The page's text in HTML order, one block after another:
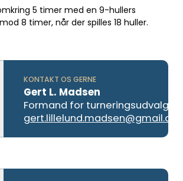
5 timer med en 9-hullers
8 timer, når der spilles 18 huller.
KONTAKT OS GERNE
Gert L. Madsen
Formand for turneringsudvalget